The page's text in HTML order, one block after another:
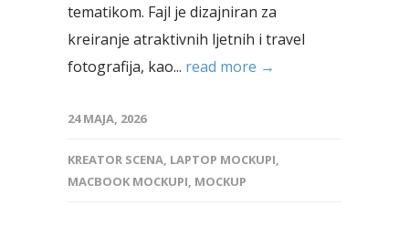
tematikom. Fajl je dizajniran za
kreiranje atraktivnih ljetnih i travel
fotografija, kao... read more →
24 MAJA, 2026
KREATOR SCENA, LAPTOP MOCKUPI,
MACBOOK MOCKUPI, MOCKUP